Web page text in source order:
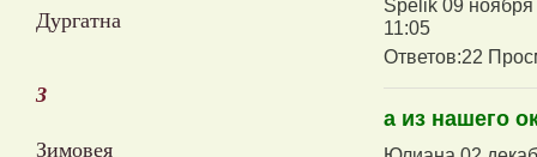
Дургатна
З
Зимовея
Spelik 09
11:05
Ответов:22
а из нашего